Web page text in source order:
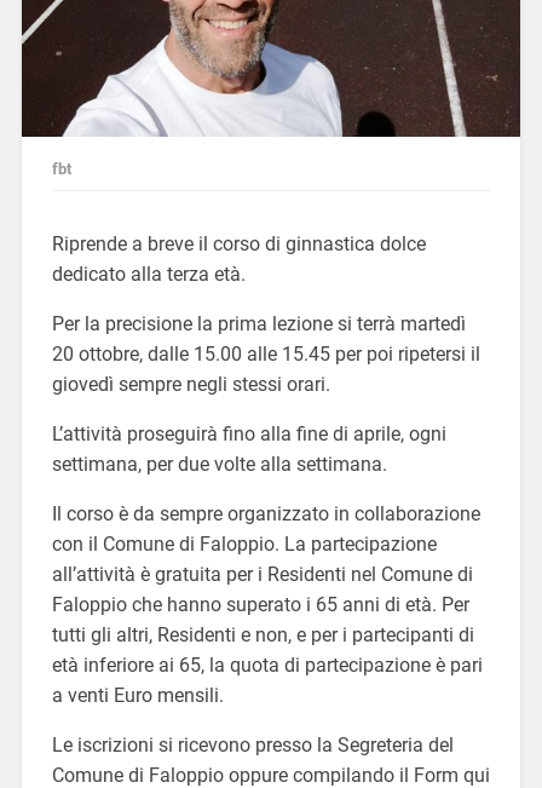
fbt
Riprende a breve il corso di ginnastica dolce
dedicato alla terza età.
Per la precisione la prima lezione si terrà martedì
20 ottobre, dalle 15.00 alle 15.45 per poi ripetersi il
giovedì sempre negli stessi orari.
L’attività proseguirà fino alla fine di aprile, ogni
settimana, per due volte alla settimana.
Il corso è da sempre organizzato in collaborazione
con il Comune di Faloppio. La partecipazione
all’attività è gratuita per i Residenti nel Comune di
Faloppio che hanno superato i 65 anni di età. Per
tutti gli altri, Residenti e non, e per i partecipanti di
età inferiore ai 65, la quota di partecipazione è pari
a venti Euro mensili.
Le iscrizioni si ricevono presso la Segreteria del
Comune di Faloppio oppure compilando il Form qui